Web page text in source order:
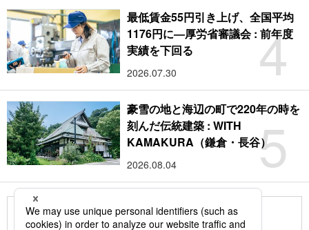
4
最低賃金55円引き上げ、全国平均
1176円に―厚労省審議会 : 前年度
実績を下回る
2026.07.30
5
豪雪の地と海辺の町で220年の時を
刻んだ伝統建築 : WITH
KAMAKURA（鎌倉・長谷）
2026.08.04
もっと見る